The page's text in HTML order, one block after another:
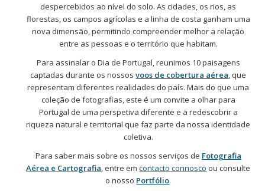
despercebidos ao nível do solo. As cidades, os rios, as
florestas, os campos agrícolas e a linha de costa ganham uma
nova dimensão, permitindo compreender melhor a relação
entre as pessoas e o território que habitam.
Para assinalar o Dia de Portugal, reunimos 10 paisagens
captadas durante os nossosvoos de cobertura aérea, que
representam diferentes realidades do país. Mais do que uma
coleção de fotografias, este é um convite a olhar para
Portugal de uma perspetiva diferente e a redescobrir a
riqueza natural e territorial que faz parte da nossa identidade
coletiva.
Para saber mais sobre os nossos serviços de Fotografia
Aérea e Cartografia, entre emcontacto connosco ou consulte
o nosso Portfólio.